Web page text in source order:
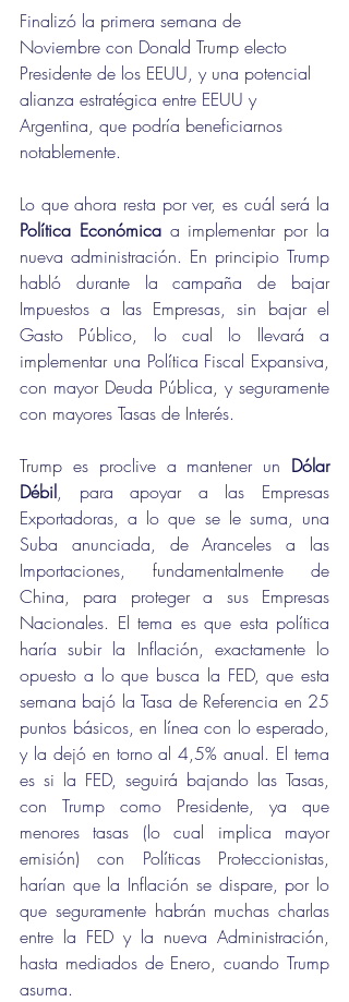
Finalizó la primera semana de
Noviembre con Donald Trump electo
Presidente de los EEUU, y una potencial
alianza estratégica entre EEUU y
Argentina, que podría beneficiarnos
notablemente.
Política Económica a implementar por la
nueva administración. En principio Trump
habló durante la campaña de bajar
Impuestos a las Empresas, sin bajar el
Gasto Público, lo cual lo llevará a
implementar una Política Fiscal Expansiva,
con mayor Deuda Pública, y seguramente
con mayores Tasas de Interés.
Trump es proclive a mantener un Dólar
Débil, para apoyar a las Empresas
Exportadoras, a lo que se le suma, una
Suba anunciada, de Aranceles a las
Importaciones, fundamentalmente de
China, para proteger a sus Empresas
Nacionales. El tema es que esta política
haría subir la Inflación, exactamente lo
opuesto a lo que busca la FED, que esta
semana bajó la Tasa de Referencia en 25
puntos básicos, en línea con lo esperado,
y la dejó en torno al 4,5% anual. El tema
es si la FED, seguirá bajando las Tasas,
con Trump como Presidente, ya que
menores tasas (lo cual implica mayor
emisión) con Políticas Proteccionistas,
harían que la Inflación se dispare, por lo
que seguramente habrán muchas charlas
entre la FED y la nueva Administración,
hasta mediados de Enero, cuando Trump
asuma.